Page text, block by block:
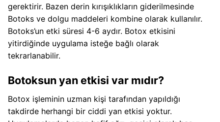
gerektirir. Bazen derin kırışıklıkların giderilmesinde
Botoks ve dolgu maddeleri kombine olarak kullanılır.
Botoks’un etki süresi 4-6 aydır. Botox etkisini
yitirdiğinde uygulama isteğe bağlı olarak
tekrarlanabilir.
Botoksun yan etkisi var mıdır?
Botox işleminin uzman kişi tarafından yapıldığı
takdirde herhangi bir ciddi yan etkisi yoktur.